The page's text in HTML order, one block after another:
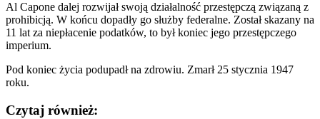
Al Capone dalej rozwijał swoją działalność przestępczą związaną z
prohibicją. W końcu dopadły go służby federalne. Został skazany na
11 lat za niepłacenie podatków, to był koniec jego przestępczego
imperium.
Pod koniec życia podupadł na zdrowiu. Zmarł 25 stycznia 1947
roku.
Czytaj również: